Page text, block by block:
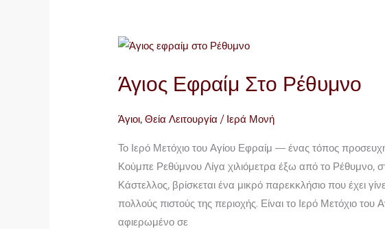
Άγιος Εφραίμ Στο Ρέθυμνο
Άγιοι,Θεία Λειτουργία / Ιερά Μονή
Το Ιερό Μετόχιο του Αγίου Εφραίμ — ένας τόπος
Κούμπε Ρεθύμνου Λίγα χιλιόμετρα έξω από το Ρέθυμνο,
Κάστελλος, βρίσκεται ένα μικρό παρεκκλήσιο που έχει
πολλούς πιστούς της περιοχής. Είναι το Ιερό Μετόχιο
αφιερωμένο σε
Άγιος
Στο
Ρέθυμνο